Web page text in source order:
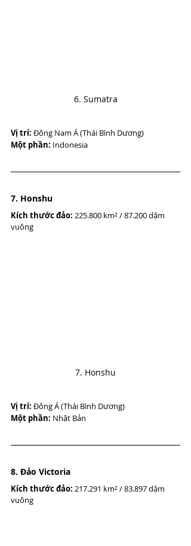
6. Sumatra
Vị trí: Đông Nam Á (Thái Bình Dương)
Một phần: Indonesia
7. Honshu
Kích thước đảo: 225.800 km² / 87.200 dặm
vuông
7. Honshu
Vị trí: Đông Á (Thái Bình Dương)
Một phần: Nhật Bản
8. Đảo Victoria
Kích thước đảo: 217.291 km² / 83.897 dặm
vuông